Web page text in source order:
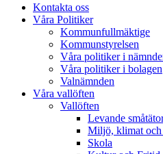
Kontakta oss
Våra Politiker
Kommunfullmäktige
Kommunstyrelsen
Våra politiker i
Våra politiker i bolagen
Valnämnden
Våra vallöften
Vallöften
Levande
Miljö, klimat och
Skola